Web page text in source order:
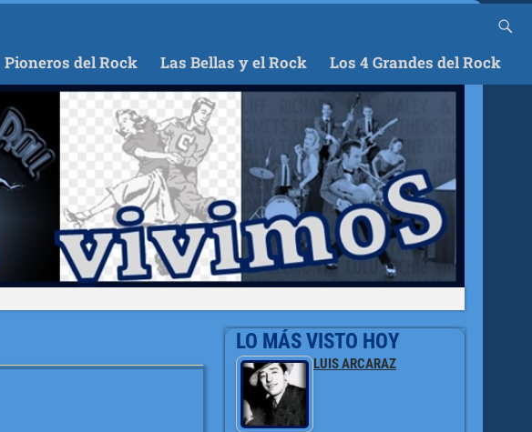
Pioneros del Rock Las Bellas y el Rock Los 4 Grandes del Rock
LO MÁS VISTO HOY
LUIS ARCARAZ